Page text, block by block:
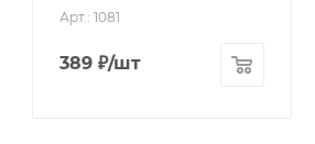
Арт.: 1081
389 ₽/шт